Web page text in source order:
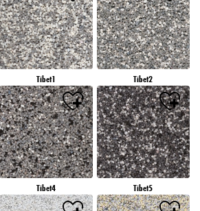
Tibet1 Tibet2
Tibet4 Tibet5